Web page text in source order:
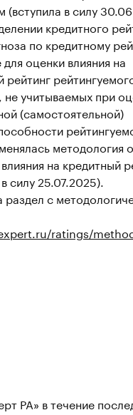
(вступила в силу
кредитного
по кредитному
оценки влияния на
рейтинг
не учитываемых при
(самостоятельной)
методология
на кредитный
силу 25.07.2025).
раздел с
ratings/
РА» в течение